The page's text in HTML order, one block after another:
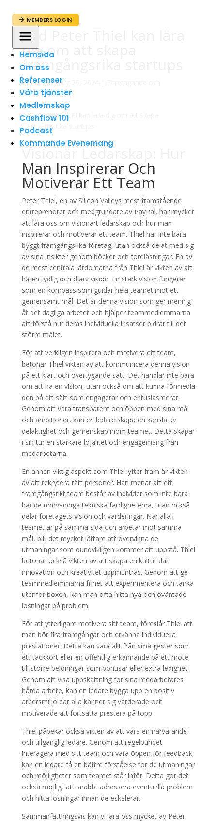
 MEMBERS LOGIN
a
Hemsida
Om oss
Referenser
Våra tjänster
Medlemskap
Cashflow 101
Podcast
Kommande Evenemang
Vad Peter Thiel kan lära
dig om att skapa
framgångsrika startups
avadmin|aug 25, 2024
Entreprenörskap
Visionär Ledarskap: Hur
Man Inspirerar Och
Motiverar Ett Team
Peter Thiel, en av Silicon Valleys mest framstående
entreprenörer och medgrundare av PayPal, har mycket
att lära oss om visionärt ledarskap och hur man
inspirerar och motiverar ett team. Thiel har inte bara
byggt framgångsrika företag, utan också delat med sig
av sina insikter genom böcker och föreläsningar. En av
de mest centrala lärdomarna från Thiel är vikten av att
ha en tydlig och djärv vision. En stark vision fungerar
som en kompass som guidar hela teamet mot ett
gemensamt mål. Det är denna vision som ger mening
åt det dagliga arbetet och hjälper teammedlemmarna
att förstå hur deras individuella insatser bidrar till det
större målet.
För att verkligen inspirera och motivera ett team,
betonar Thiel vikten av att kommunicera denna vision
på ett klart och övertygande sätt. Det handlar inte bara
om att ha en vision, utan också om att kunna förmedla
den på ett sätt som engagerar och entusiasmerar.
Genom att vara transparent och öppen med sina mål
och ambitioner, kan en ledare skapa en känsla av
delaktighet och gemenskap inom teamet. Detta skapar
i sin tur en starkare lojalitet och engagemang från
medarbetarna.
En annan viktig aspekt som Thiel lyfter fram är vikten
av att rekrytera rätt personer. Han menar att ett
framgångsrikt team består av individer som inte bara
har de nödvändiga tekniska färdigheterna, utan också
delar företagets vision och värderingar. När alla i
teamet är på samma sida och arbetar mot samma
mål, blir det mycket lättare att övervinna de
utmaningar som oundvikligen kommer att uppstå. Thiel
betonar också vikten av att skapa en kultur där
innovation och kreativitet uppmuntras. Genom att ge
teammedlemmarna frihet att experimentera och tänka
utanför boxen, kan man ofta hitta nya och oväntade
lösningar på problem.
För att ytterligare motivera sitt team, föreslår Thiel att
man bör fira framgångar och erkänna individuella
prestationer. Detta kan vara allt från små gester som
ett tackkort eller en offentlig erkännande på ett möte,
till större belöningar som bonusar eller extra ledighet.
Genom att visa uppskattning för sina medarbetares
hårda arbete, kan en ledare bygga upp en positiv
arbetsmiljö där alla känner sig värderade och
motiverade att fortsätta prestera på topp.
Thiel påpekar också vikten av att vara en närvarande
och tillgänglig ledare. Genom att regelbundet
interagera med sitt team och vara öppen för feedback,
kan en ledare få en bättre förståelse för de utmaningar
och möjligheter som teamet står inför. Detta gör det
också möjligt att snabbt adressera eventuella problem
och hitta lösningar innan de eskalerar.
Sammanfattningsvis kan vi lära oss mycket av Peter